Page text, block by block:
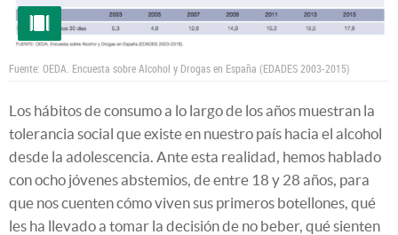
Fuente: OEDA. Encuesta sobre Alcohol y Drogas en España (EDADES 2003-2015)
Los hábitos de consumo a lo largo de los años muestran la
tolerancia social que existe en nuestro país hacia el alcohol
desde la adolescencia. Ante esta realidad, hemos hablado
con ocho jóvenes abstemios, de entre 18 y 28 años, para
que nos cuenten cómo viven sus primeros botellones, qué
les ha llevado a tomar la decisión de no beber, qué sienten